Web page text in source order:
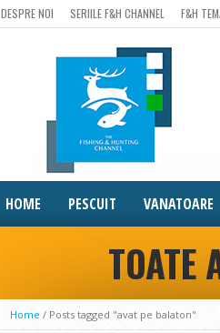
DESPRE NOI SERIILE F&H CHANNEL F&H
HOME PESCUIT VANATOARE
TOATE
Home / Posts tagged "avat pe balaton"